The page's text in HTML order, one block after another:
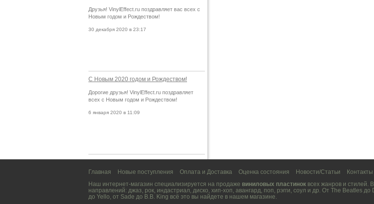
Друзья! VinylEffect.ru поздравляет вас всех с
Новым годом и Рождеством!
30 декабря 2020 в 23:17
С Новым 2020 годом и Рождеством!
Дорогие друзья! VinylEffect.ru поздравляет
всех с Новым годом и Рождеством!
6 января 2020 в 11:09
Главная Новые поступления Оплата и Доставка Оценка состояния Новости/Статьи Контакты
Наш интернет-магазин специализируется на продаже виниловых пластинок всех жанров и стилей.
направлений: джаз, рок, индастриал, диско, хип-хоп, авангард, поп, рэгги, соул и др. От The Beatles до
до Yello, от Sade до B.B. King всё это вы найдете в нашем магазине.